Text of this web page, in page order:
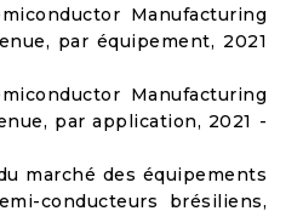
Manufacturing
par équipement, 2021
Manufacturing
par application, 2021 -
marché des équipements
conducteurs brésiliens,